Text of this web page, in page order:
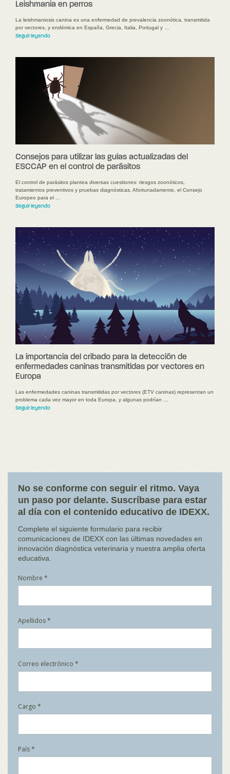
Leishmania en perros
La leishmaniosis canina es una enfermedad de prevalencia zoonótica, transmitida
por vectores, y endémica en España, Grecia, Italia, Portugal y …
Seguir leyendo
Consejos para utilizar las guías actualizadas del
ESCCAP en el control de parásitos
El control de parásitos plantea diversas cuestiones: riesgos zoonóticos,
tratamientos preventivos y pruebas diagnósticas. Afortunadamente, el Consejo
Europeo para el …
Seguir leyendo
La importancia del cribado para la detección de
enfermedades caninas transmitidas por vectores en
Europa
Las enfermedades caninas transmitidas por vectores (ETV caninas) representan un
problema cada vez mayor en toda Europa, y algunas podrían …
Seguir leyendo
No se conforme con seguir el ritmo. Vaya
un paso por delante. Suscríbase para estar
al día con el contenido educativo de IDEXX.